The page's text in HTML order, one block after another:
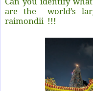
are the world’s
raimondii !!!